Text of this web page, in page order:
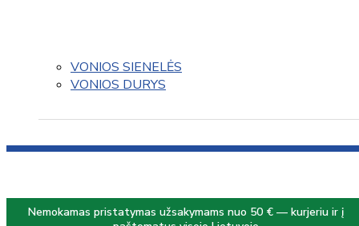
VONIOS SIENELĖS
VONIOS DURYS
Nemokamas pristatymas užsakymams nuo 50 € — kurjeriu ir į